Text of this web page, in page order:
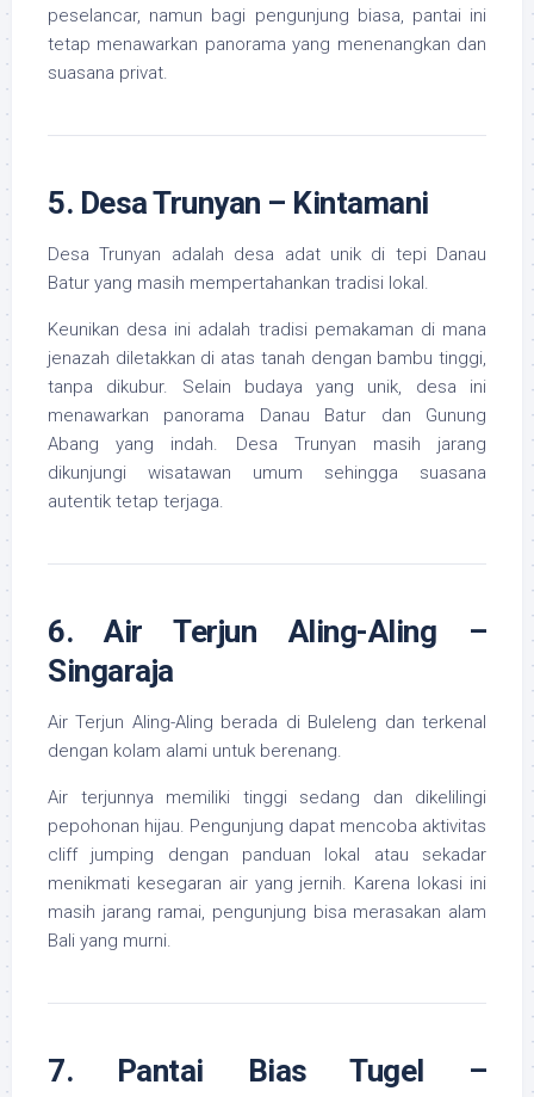
peselancar, namun bagi pengunjung biasa, pantai ini
tetap menawarkan panorama yang menenangkan dan
suasana privat.
5. Desa Trunyan – Kintamani
Desa Trunyan adalah desa adat unik di tepi Danau
Batur yang masih mempertahankan tradisi lokal.
Keunikan desa ini adalah tradisi pemakaman di mana
jenazah diletakkan di atas tanah dengan bambu tinggi,
tanpa dikubur. Selain budaya yang unik, desa ini
menawarkan panorama Danau Batur dan Gunung
Abang yang indah. Desa Trunyan masih jarang
dikunjungi wisatawan umum sehingga suasana
autentik tetap terjaga.
6. Air Terjun Aling-Aling –
Singaraja
Air Terjun Aling-Aling berada di Buleleng dan terkenal
dengan kolam alami untuk berenang.
Air terjunnya memiliki tinggi sedang dan dikelilingi
pepohonan hijau. Pengunjung dapat mencoba aktivitas
cliff jumping dengan panduan lokal atau sekadar
menikmati kesegaran air yang jernih. Karena lokasi ini
masih jarang ramai, pengunjung bisa merasakan alam
Bali yang murni.
7. Pantai Bias Tugel –